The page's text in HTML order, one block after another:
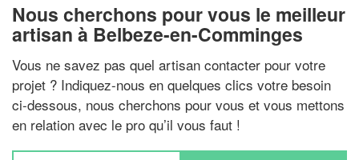
Nous cherchons pour vous le meilleur
artisan à Belbeze-en-Comminges
Vous ne savez pas quel artisan contacter pour votre
projet ? Indiquez-nous en quelques clics votre besoin
ci-dessous, nous cherchons pour vous et vous mettons
en relation avec le pro qu’il vous faut !